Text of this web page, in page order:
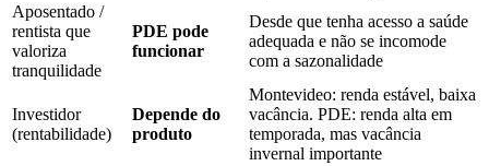
Aposentado /
rentista que
valoriza
tranquilidade
PDE pode
funcionar
Desde que tenha acesso a saúde
adequada e não se incomode
com a sazonalidade
Investidor
(rentabilidade)
Depende do
produto
Montevideo: renda estável, baixa
vacância. PDE: renda alta em
temporada, mas vacância
invernal importante